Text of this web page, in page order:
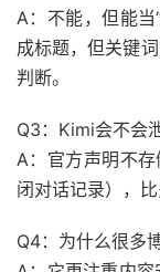
A：不能，但能
成标题，但关键
判断。
Q3：Kimi会不会
A：官方声明不
闭对话记录），
Q4：为什么很多